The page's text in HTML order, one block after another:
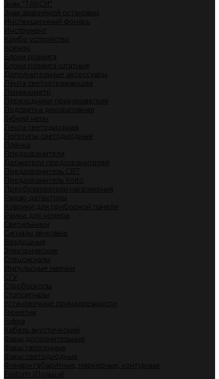
Знак "ТАКСИ"
Знак аварийной остановки
Инспекционный фонарь
Инструмент
Комбо устройство
Ксенон
Блоки розжига
Блоки розжига штатные
Дополнительные аксессуары
Лента светоотражающая
Люминометр
Переходники прикуривателя
Подсветка декоративная
Гибкий неон
Лента светодиодная
Логотипы светодиодные
Пленка
Предохранители
Держатели предохранителей
Предохранитель CBT
Предохранитель Koito
Преобразователи напряжения
Радар-детекторы
Коврики для приборной панели
Рамки для номера
Светильники
Сигналы звуковые
Воздушные
Электрические
Спецсигналы
Импульсные маячки
СГУ
Стробоскопы
Стопсигналы
Установочные принадлежности
Герметик
Гофра
Кабель акустический
Фары дополнительные
Фары галогенные
Фары светодиодные
Фонари габаритные, маркерные, контурные
Fristom (Польша)